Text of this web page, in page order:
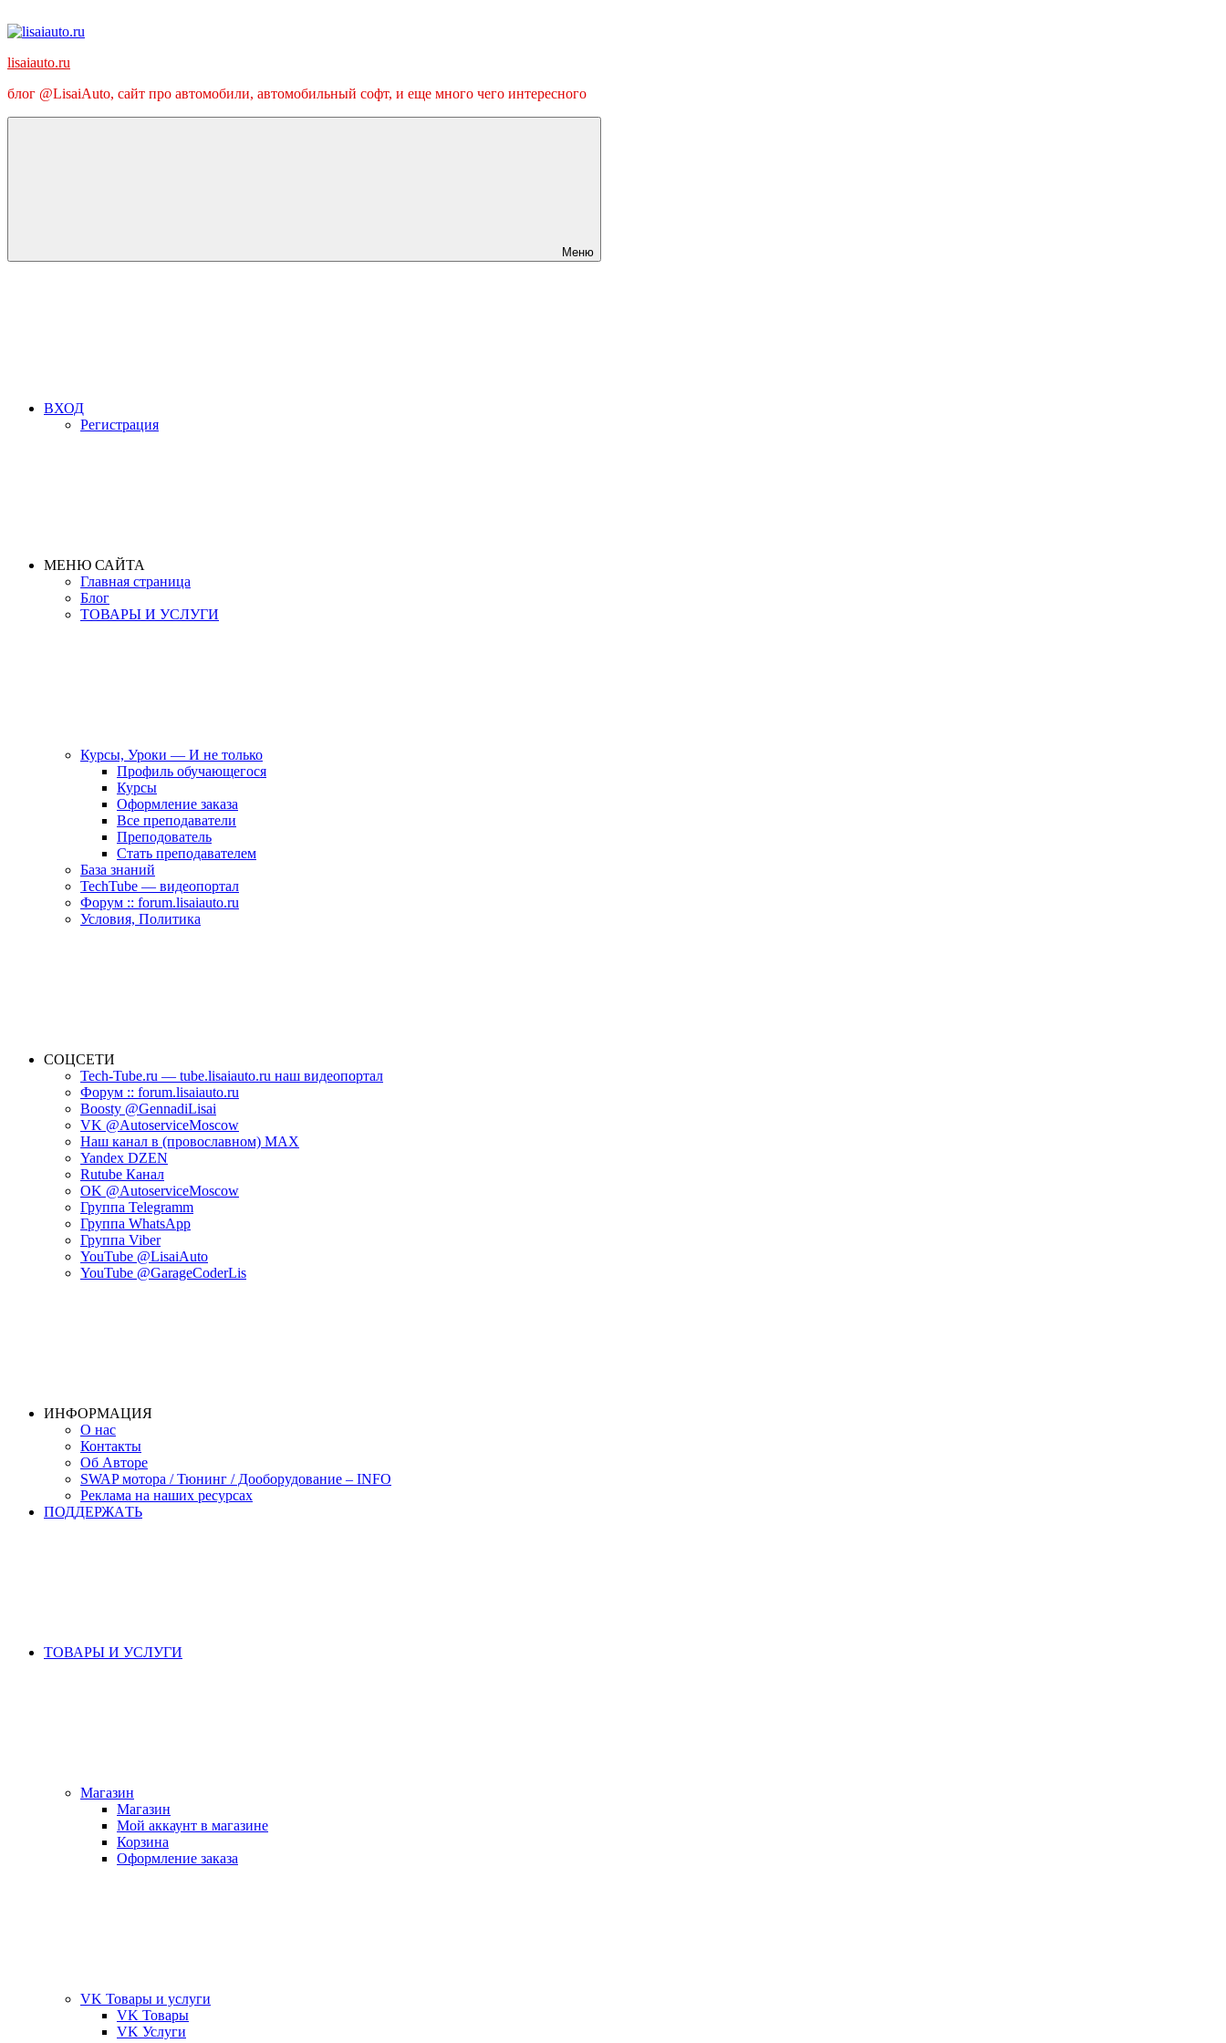
к
lisaiauto.ru
блог @LisaiAuto, сайт про автомобили, автомобильный софт, и еще много чего интересного
Меню
ВХОД
Регистрация
МЕНЮ САЙТА
Главная страница
Блог
ТОВАРЫ И УСЛУГИ
Курсы, Уроки — И не только
Профиль обучающегося
Курсы
Оформление заказа
Все преподаватели
Преподователь
Стать преподавателем
База знаний
TechTube — видеопортал
Форум :: forum.lisaiauto.ru
Условия, Политика
СОЦСЕТИ
Tech-Tube.ru — tube.lisaiauto.ru наш видеопортал
Форум :: forum.lisaiauto.ru
Boosty @GennadiLisai
VK @AutoserviceMoscow
Наш канал в (провославном) MAX
Yandex DZEN
Rutube Канал
OK @AutoserviceMoscow
Группа Telegramm
Группа WhatsApp
Группа Viber
YouTube @LisaiAuto
YouTube @GarageCoderLis
ИНФОРМАЦИЯ
О нас
Контакты
Об Авторе
SWAP мотора / Тюнинг / Дооборудование – INFO
Реклама на наших ресурсах
ПОДДЕРЖАTЬ
ТОВАРЫ И УСЛУГИ
Магазин
Магазин
Мой аккаунт в магазине
Корзина
Оформление заказа
VK Товары и услуги
VK Товары
VK Услуги